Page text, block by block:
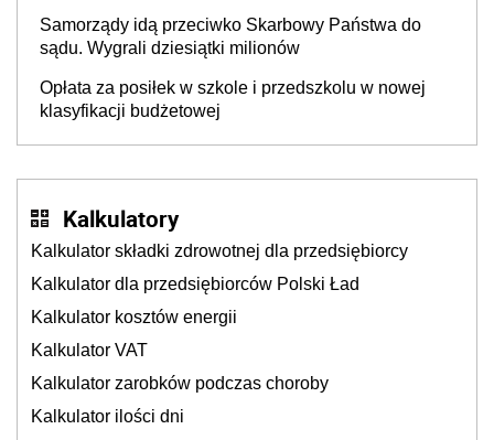
Samorządy idą przeciwko Skarbowy Państwa do
sądu. Wygrali dziesiątki milionów
Opłata za posiłek w szkole i przedszkolu w nowej
klasyfikacji budżetowej
Kalkulatory
Kalkulator składki zdrowotnej dla przedsiębiorcy
Kalkulator dla przedsiębiorców Polski Ład
Kalkulator kosztów energii
Kalkulator VAT
Kalkulator zarobków podczas choroby
Kalkulator ilości dni